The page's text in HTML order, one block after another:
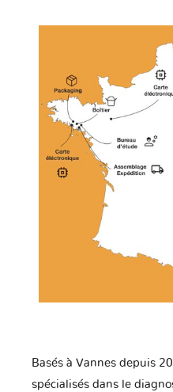
Basés à Vannes depuis
spécialisés dans le